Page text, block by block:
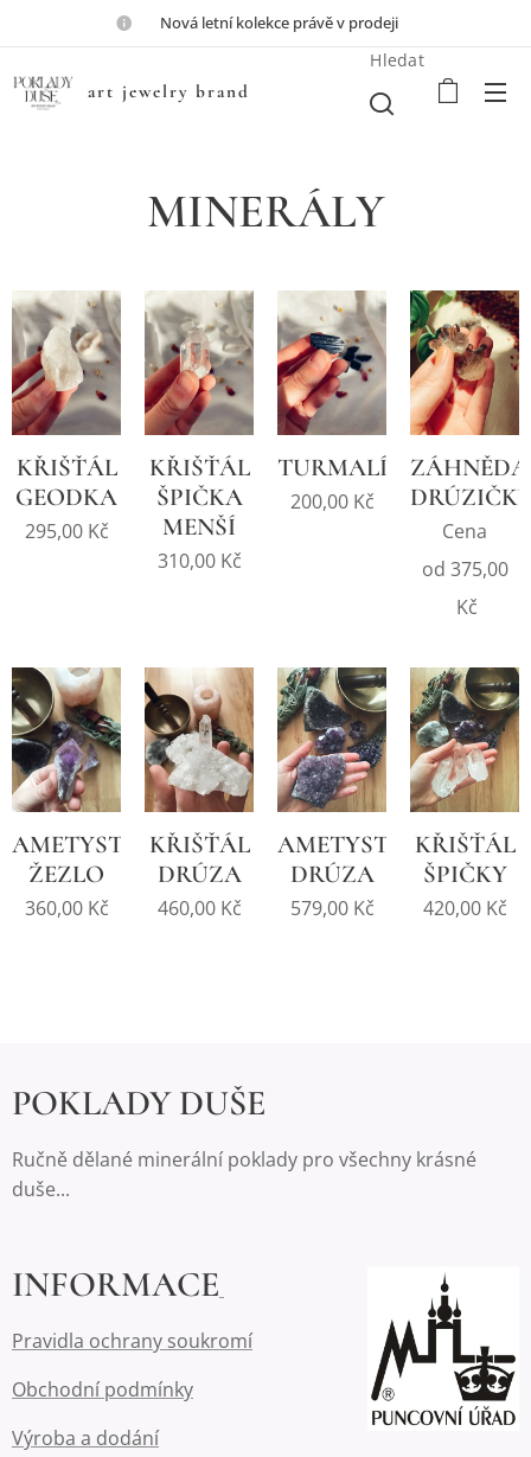
💎Nová letní kolekce právě v prodeji💎
art jewelry brand
Hledat
MINERÁLY
KŘIŠŤÁL
GEODKA
295,00Kč
KŘIŠŤÁL
ŠPIČKA
MENŠÍ
310,00Kč
TURMALÍN
200,00Kč
ZÁHNĚDA
Cena
od 375,00
Kč
AMETYSTOVÉ
ŽEZLO
360,00Kč
KŘIŠŤÁL
DRÚZA
460,00Kč
AMETYST
DRÚZA
579,00Kč
KŘIŠŤÁL
ŠPIČKY
420,00Kč
POKLADY DUŠE
Ručně dělané minerální poklady pro všechny krásné
duše...
INFORMACE
Pravidla ochrany soukromí
Obchodní podmínky
Výroba a dodání